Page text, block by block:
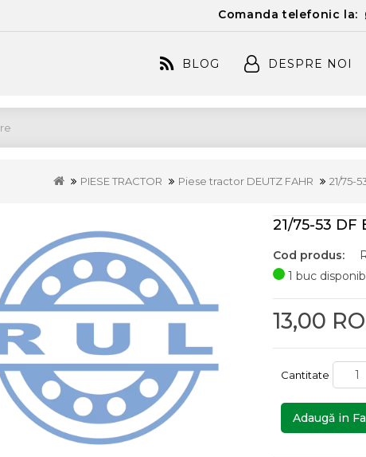
Comanda telefonic la:
BLOG DESPRE NOI
PIESE TRACTOR Piese tractor DEUTZ FAHR 21/75-
21/75-53 DF
Cod produs:
1 buc
13,00
Cantitate
Adaugă in